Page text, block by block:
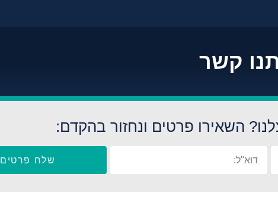
קשר
השאירו פרטים ונחזור בהקדם:
שלח פרטים